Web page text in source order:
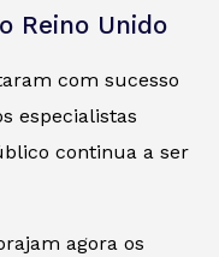
Reino Unido
com sucesso
especialistas
continua a ser
agora os